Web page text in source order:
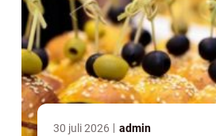
30 juli 2026 admin